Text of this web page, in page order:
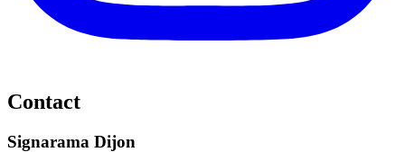
Contact
Signarama Dijon